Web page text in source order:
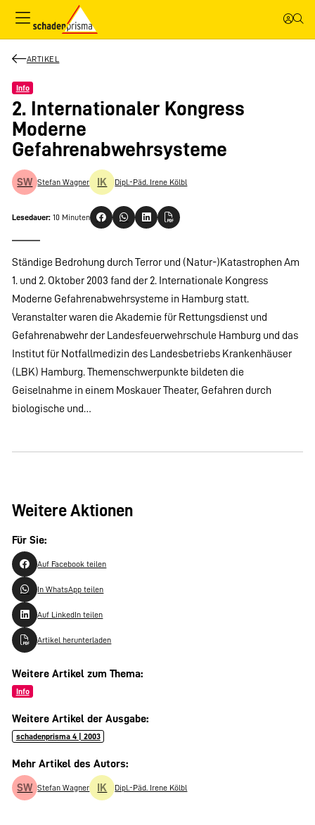
ARTIKEL
Info
2. Internationaler Kongress
Moderne
Gefahrenabwehrsysteme
SW Stefan Wagner IK Dipl.-Päd. Irene Kölbl
Lesedauer: 10 Minuten
Ständige Bedrohung durch Terror und (Natur-)Katastrophen Am
1. und 2. Oktober 2003 fand der 2. Internationale Kongress
Moderne Gefahrenabwehrsysteme in Hamburg statt.
Veranstalter waren die Akademie für Rettungsdienst und
Gefahrenabwehr der Landesfeuerwehrschule Hamburg und das
Institut für Notfallmedizin des Landesbetriebs Krankenhäuser
(LBK) Hamburg. Themenschwerpunkte bildeten die
Geiselnahme in einem Moskauer Theater, Gefahren durch
biologische und…
Weitere Aktionen
Für Sie:
Auf Facebook teilen
In WhatsApp teilen
Auf LinkedIn teilen
Artikel herunterladen
Weitere Artikel zum Thema:
Info
Weitere Artikel der Ausgabe:
schadenprisma 4 | 2003
Mehr Artikel des Autors:
SW Stefan Wagner IK Dipl.-Päd. Irene Kölbl